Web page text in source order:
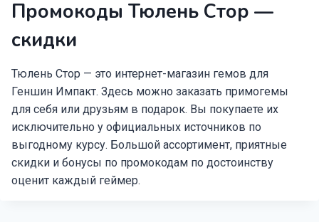
Промокоды Тюлень Стор —
скидки
Тюлень Стор — это интернет-магазин гемов для
Геншин Импакт. Здесь можно заказать примогемы
для себя или друзьям в подарок. Вы покупаете их
исключительно у официальных источников по
выгодному курсу. Большой ассортимент, приятные
скидки и бонусы по промокодам по достоинству
оценит каждый геймер.